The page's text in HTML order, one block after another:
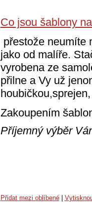
Co jsou šablony
přestože neumíte
jako od malíře.
vyrobena ze
přilne a Vy už
Zakoupením
Příjemný výběr
Přidat mezi oblíbené|